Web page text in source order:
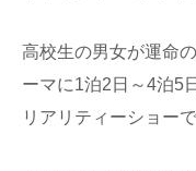
高校生の男女が運命
ーマに1泊2日～4泊5
リアリティーショーで